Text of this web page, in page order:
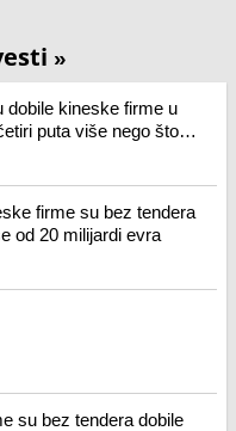
»
kineske firme u
puta više nego što
firme su bez tendera
od 20 milijardi evra
su bez tendera dobile